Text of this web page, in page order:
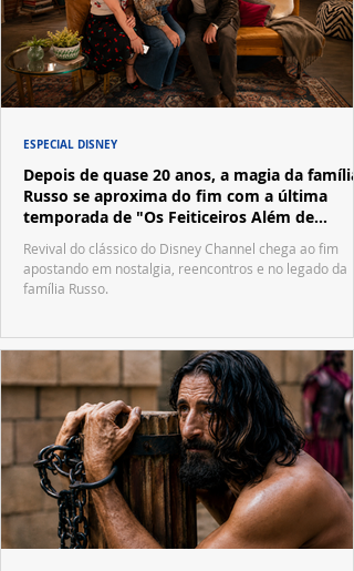
Depois de quase 20 anos, a magia da família
Russo se aproxima do fim com a última
temporada de "Os Feiticeiros Além de
Waverly Place"
Revival do clássico do Disney Channel chega ao fim
apostando em nostalgia, reencontros e no legado da
família Russo.
ESPECIAL DISNEY